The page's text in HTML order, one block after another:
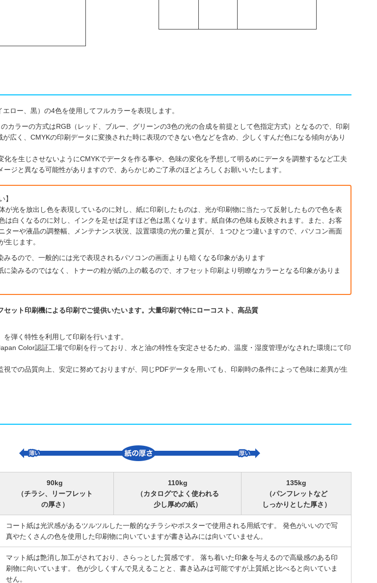
ロー、黒）の4色を使用してフルカラーを表現します。
カラーの方式はRGB（レッド、ブルー、グリーンの3色の光の合成を前提として色指定方式）となるので、印刷
広く、CMYKの印刷データに変換された時に表現のできない色などを含め、少しくすんだ色になる傾向があり
を生じさせないようにCMYKでデータを作る事や、色味の変化を予想して明るめにデータを調整するなど工夫
ジと異なる可能性がありますので、あらかじめご了承のほどよろしくお願いいたします。
】
が光を放出し色を表現しているのに対し、紙に印刷したものは、光が印刷物に当たって反射したもので色を表
は白くなるのに対し、インクを足せば足すほど色は黒くなります。紙自体の色味も反映されます。また、お客
ターや液晶の調整幅、メンテナンス状況、設置環境の光の量と質が、１つひとつ違いますので、パソコン画面
生じます。
るので、一般的には光で表現されるパソコンの画面よりも暗くなる印象があります
染みるのではなく、トナーの粒が紙の上の載るので、オフセット印刷より明瞭なカラーとなる印象がありま
ット印刷機による印刷でご提供いたいます。大量印刷で特にローコスト、高品質
弾く特性を利用して印刷を行います。
Color認証工場で印刷を行っており、水と油の特性を安定させるため、温度・湿度管理がなされた環境にて印
での品質向上、安定に努めておりますが、同じPDFデータを用いても、印刷時の条件によって色味に差異が生
90kg
（チラシ、リーフレット
の厚さ）
110kg
（カタログでよく使われる
少し厚めの紙）
135kg
（パンフレットなど
しっかりとした厚さ）
コート紙は光沢感があるツルツルした一般的なチラシやポスターで使用される用紙です。 発色がいいので写
真やたくさんの色を使用した印刷物に向いていますが書き込みには向いていません。
マット紙は艶消し加工がされており、さらっとした質感です。 落ち着いた印象を与えるので高級感のある印
刷物に向いています。 色が少しくすんで見えることと、書き込みは可能ですが上質紙と比べると向いていま
せん。